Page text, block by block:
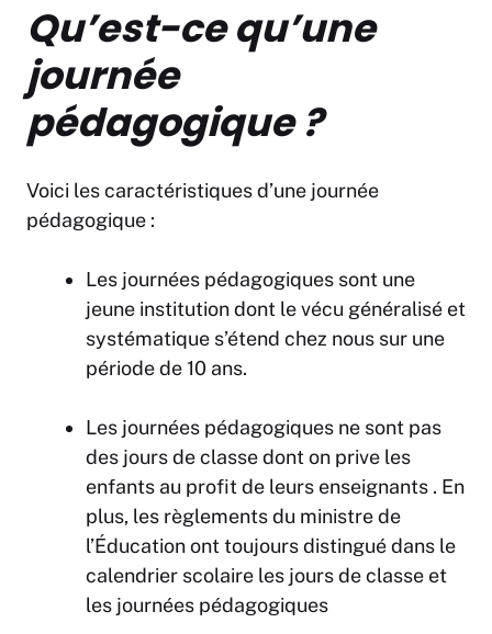
Qu’est-ce qu’une
journée
pédagogique ?
Voici les caractéristiques d’une journée
pédagogique :
Les journées pédagogiques sont une
jeune institution dont le vécu généralisé et
systématique s’étend chez nous sur une
période de 10 ans.
Les journées pédagogiques ne sont pas
des jours de classe dont on prive les
enfants au profit de leurs enseignants . En
plus, les règlements du ministre de
l’Éducation ont toujours distingué dans le
calendrier scolaire les jours de classe et
les journées pédagogiques